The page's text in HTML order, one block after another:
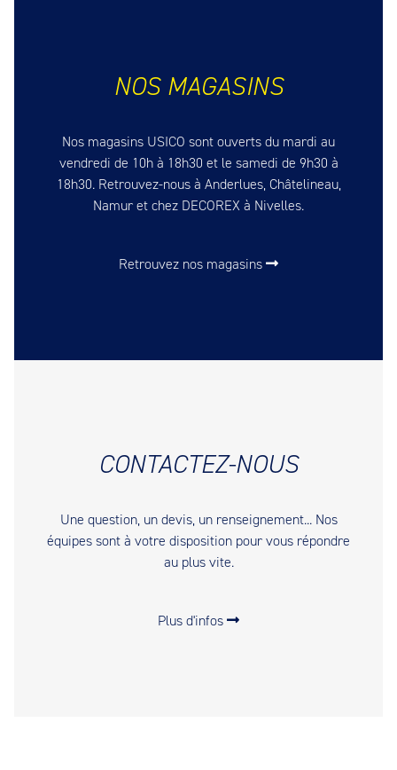
NOS MAGASINS
Nos magasins USICO sont ouverts du mardi au
vendredi de 10h à 18h30 et le samedi de 9h30 à
18h30. Retrouvez-nous à Anderlues, Châtelineau,
Namur et chez DECOREX à Nivelles.
Retrouvez nos magasins
CONTACTEZ-NOUS
Une question, un devis, un renseignement... Nos
équipes sont à votre disposition pour vous répondre
au plus vite.
Plus d'infos